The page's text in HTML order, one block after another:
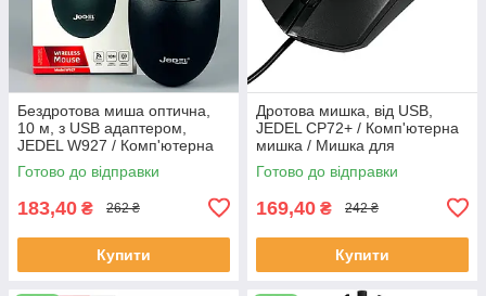
Бездротова миша оптична,
10 м, з USB адаптером,
JEDEL W927 / Комп'ютерна
миша / Мишка для
комп'ютера
Готово до відправки
183,40 ₴ 262 ₴
Купити
Дротова мишка, від USB,
JEDEL CP72+ / Комп'ютерна
мишка / Мишка для
комп'ютера / Мишка для ПК
Готово до відправки
169,40 ₴ 242 ₴
Купити